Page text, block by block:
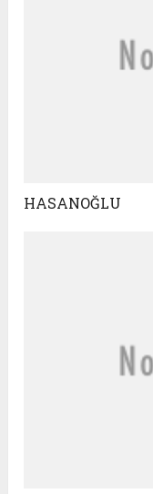
HASANOĞLU